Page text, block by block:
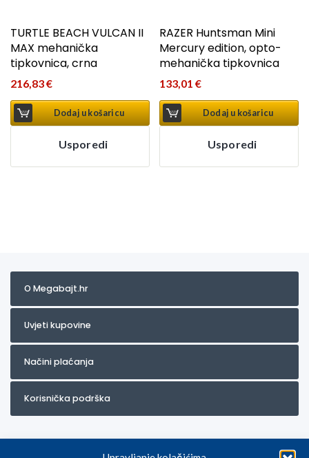
TURTLE BEACH VULCAN II
MAX mehanička
tipkovnica, crna
216,83€
Dodaj u košaricu
Usporedi
RAZER Huntsman Mini
Mercury edition, opto-
mehanička tipkovnica
133,01€
Dodaj u košaricu
Usporedi
O Megabajt.hr
Uvjeti kupovine
Načini plaćanja
Korisnička podrška